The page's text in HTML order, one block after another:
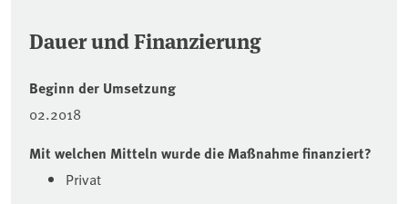
Dauer und Finanzierung
Beginn der Umsetzung
02.2018
Mit welchen Mitteln wurde die Maßnahme finanziert?
Privat